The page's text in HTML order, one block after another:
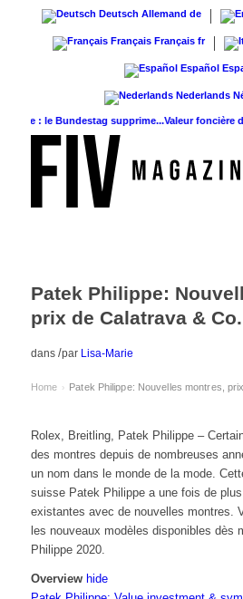
Deutsch Allemand de
Français Français fr
Español
Nederlands
: le Bundestag supprime...Valeur foncière de
Patek Philippe:
prix de Calatrava & Co.
dans /par Lisa-Marie
Home › Patek Philippe: Nouvelles montres,
Rolex, Breitling, Patek Philippe –
des montres depuis de nombreuses
un nom dans le monde de la mode.
suisse Patek Philippe a une fois de
existantes avec de nouvelles montres.
les nouveaux modèles disponibles dès
Philippe 2020.
Overview hide